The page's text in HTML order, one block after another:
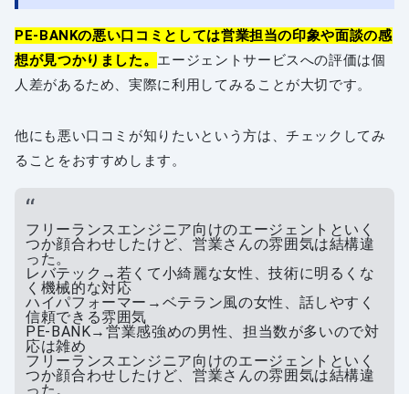
PE-BANKの悪い口コミとしては営業担当の印象や面談の感
想が見つかりました。 エージェントサービスへの評価は個
人差があるため、実際に利用してみることが大切です。
他にも悪い口コミが知りたいという方は、チェックしてみ
ることをおすすめします。
フリーランスエンジニア向けのエージェントといく
つか顔合わせしたけど、営業さんの雰囲気は結構違
った。
レバテック→若くて小綺麗な女性、技術に明るくな
く機械的な対応
ハイパフォーマー→ベテラン風の女性、話しやすく
信頼できる雰囲気
PE-BANK→営業感強めの男性、担当数が多いので対
応は雑め
フリーランスエンジニア向けのエージェントといく
つか顔合わせしたけど、営業さんの雰囲気は結構違
った。